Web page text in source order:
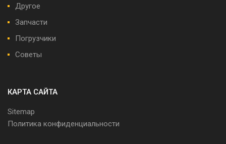
Другое
Запчасти
Погрузчики
Советы
КАРТА САЙТА
Sitemap
Политика конфиденциальности